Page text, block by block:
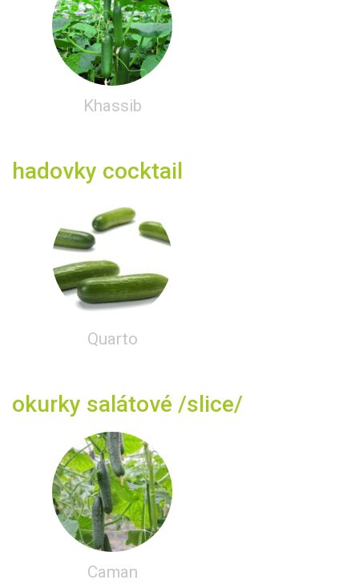
Khassib
hadovky cocktail
Quarto
okurky salátové /slice/
Caman